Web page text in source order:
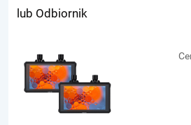
lub Odbiornik